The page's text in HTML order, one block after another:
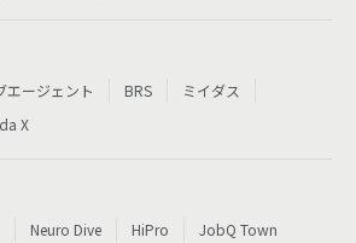
エージェント BRS
ミイダス
X
Neuro Dive HiPro JobQ Town